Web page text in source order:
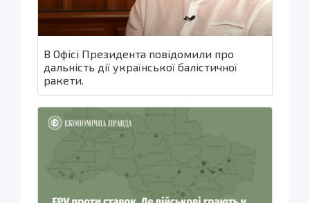
В Офісі Президента повідомили про
дальність дії української балістичної
ракети.